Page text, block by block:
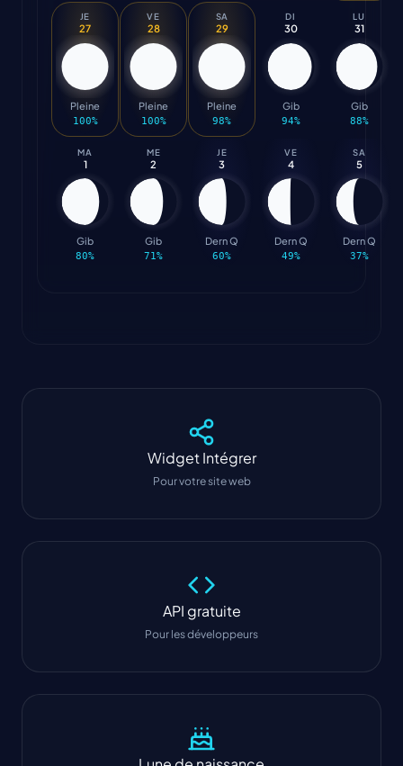
JE
27
Pleine
100%
VE
28
Pleine
100%
SA
29
Pleine
98%
DI
30
Gib
94%
LU
31
Gib
88%
MA
1
Gib
80%
ME
2
Gib
71%
JE
3
Dern Q
60%
VE
4
Dern Q
49%
SA
5
Dern Q
37%
Widget Intégrer
Pour votre site web
API gratuite
Pour les développeurs